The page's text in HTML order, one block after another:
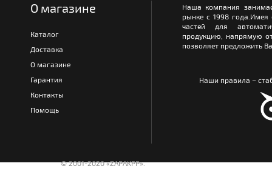
О магазине
Каталог
Доставка
О магазине
Гарантия
Контакты
Помощь
Наша компания
рынке с 1998
частей для
продукцию, напрямую
позволяет предложить
Наши правила –
© 2001-2020 «ZAPAKPP».